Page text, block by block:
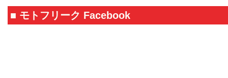
■ モトフリーク Facebook